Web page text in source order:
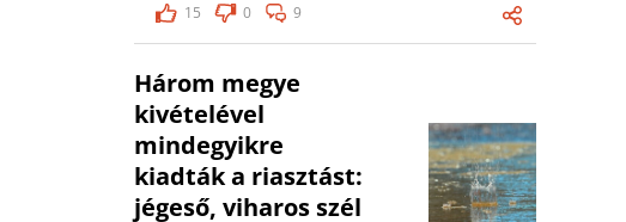
15
0 9
Három megye
kivételével
mindegyikre
kiadták a riasztást:
jégeső, viharos szél